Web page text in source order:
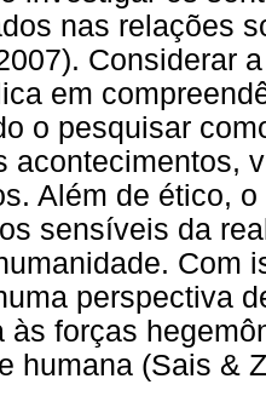
nas relações
Considerar
em
o pesquisar
acontecimentos,
Além de ético,
sensíveis da
Com
perspectiva
às forças
humana (Sais &